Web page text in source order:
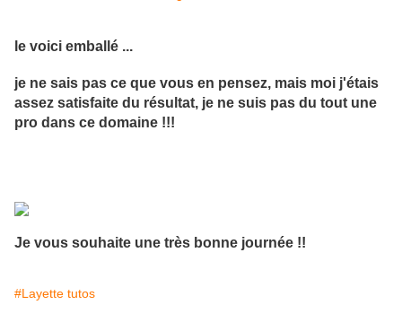
le voici emballé ...
je ne sais pas ce que vous en pensez, mais moi j'étais
assez satisfaite du résultat, je ne suis pas du tout une
pro dans ce domaine !!!
Je vous souhaite une très bonne journée !!
#Layette tutos